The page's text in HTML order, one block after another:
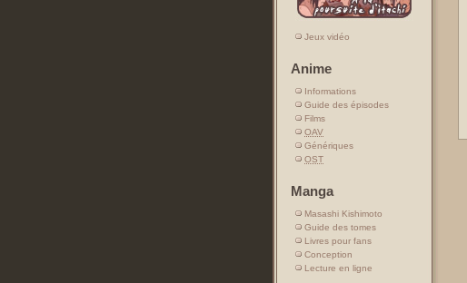
Jeux vidéo
Anime
Informations
Guide des épisodes
Films
OAV
Génériques
OST
Manga
Masashi Kishimoto
Guide des tomes
Livres pour fans
Conception
Lecture en ligne